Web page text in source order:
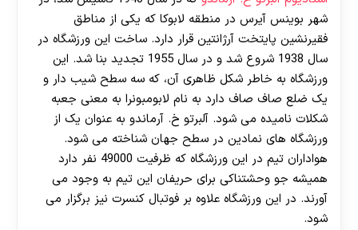
شهر بوینس آیرس در منطقه لابوکا که یکی از مناطق
فقیرنشین پایتخت آرژانتین قرار دارد. ساخت این ورزشگاه در
سال 1938 شروع شد و در سال 1955 تجدید بنا شد. این
ورزشگاه به خاطر شکل ظاهری آن، که سه سطح شیب دار و
یک ضلع صاف صاف دارد به نام لابومبونرا به معنی جعبه
شکلات نامیده می شود. آلبرتو خ. آرماندو به عنوان یک از
ورزشگاه های نمادین در سطح جهان شناخته می شود.
هواداران تیم در این ورزشگاه که ظرفیت 49000 نفر دارد
همیشه جو وحشتناکی برای حریفان این تیم به وجود می
آورند. در این ورزشگاه علاوه بر فوتبال کنسرت نیز برگزار می
شود.